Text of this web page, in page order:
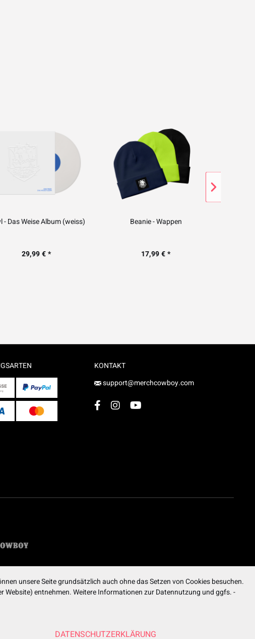
- Das Weise Album (weiss)
29,99 € *
Beanie - Wappen
17,99 € *
KONTAKT
support@merchcowboy.com
unsere Seite grundsätzlich auch ohne das Setzen von Cookies besuchen.
Website) entnehmen. Weitere Informationen zur Datennutzung und ggfs. -
DATENSCHUTZERKLÄRUNG